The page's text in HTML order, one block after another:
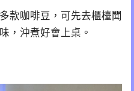
款咖啡豆，可先去櫃檯聞
，沖煮好會上桌。